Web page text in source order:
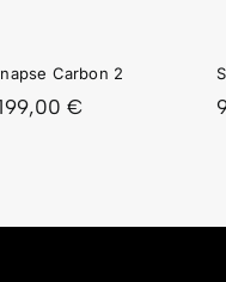
Carbon 2
€